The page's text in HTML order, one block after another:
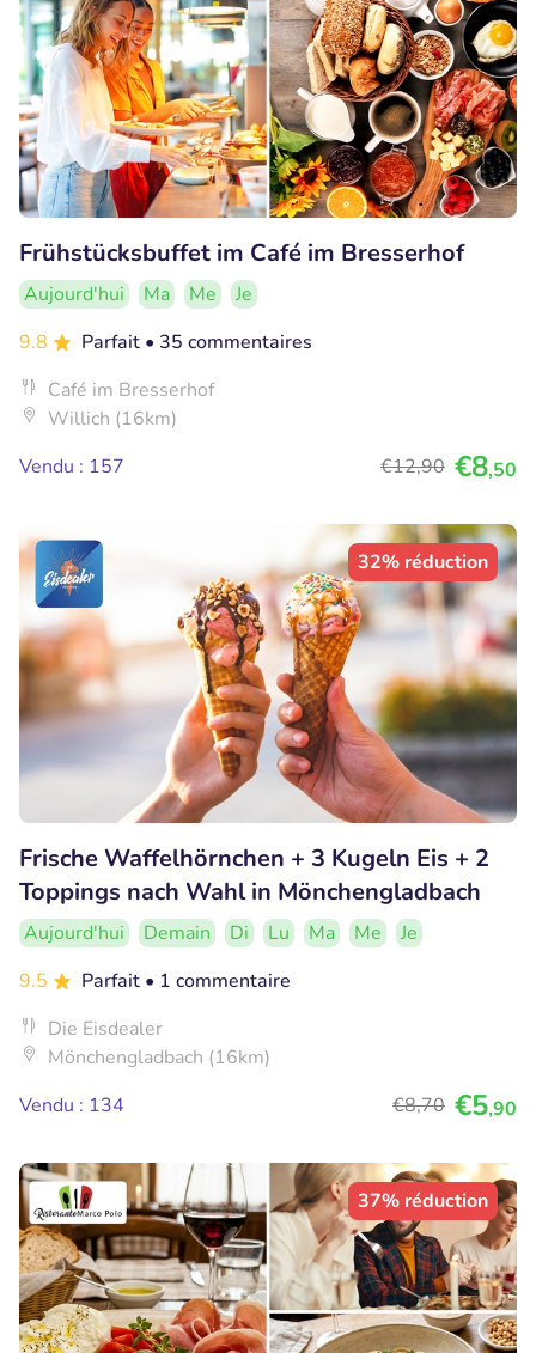
Frühstücksbuffet im Café im Bresserhof
Aujourd'hui Ma Me
Je
9.8
Parfait • 35 commentaires
Café im Bresserhof
Willich (16km)
Vendu : 157
€12,90 €8,50
32% réduction
Frische Waffelhörnchen + 3 Kugeln Eis + 2
Toppings nach Wahl in Mönchengladbach
Aujourd'hui Demain Di Lu Ma Me
Je
9.5
Parfait • 1 commentaire
Die Eisdealer
Mönchengladbach (16km)
Vendu : 134
€8,70 €5,90
37% réduction